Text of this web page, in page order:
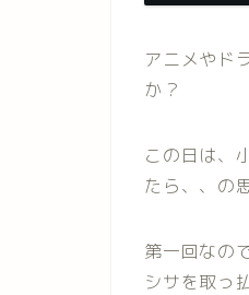
アニメやド
か？
この日は、
たら、、の
第一回なの
シサを取っ